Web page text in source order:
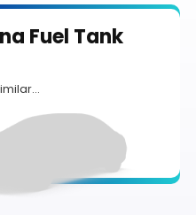
Fuel Tank